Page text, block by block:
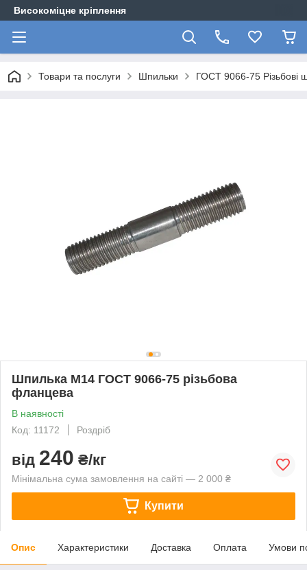
Високоміцне кріплення
Товари та послуги Шпильки ГОСТ 9066-75 Різьбові
Шпилька М14 ГОСТ 9066-75 різьбова
фланцева
В наявності
Код: 11172
Роздріб
від 240 ₴/кг
Мінімальна сума замовлення на сайті — 2 000 ₴
Купити
Опис Характеристики Доставка Оплата Умови